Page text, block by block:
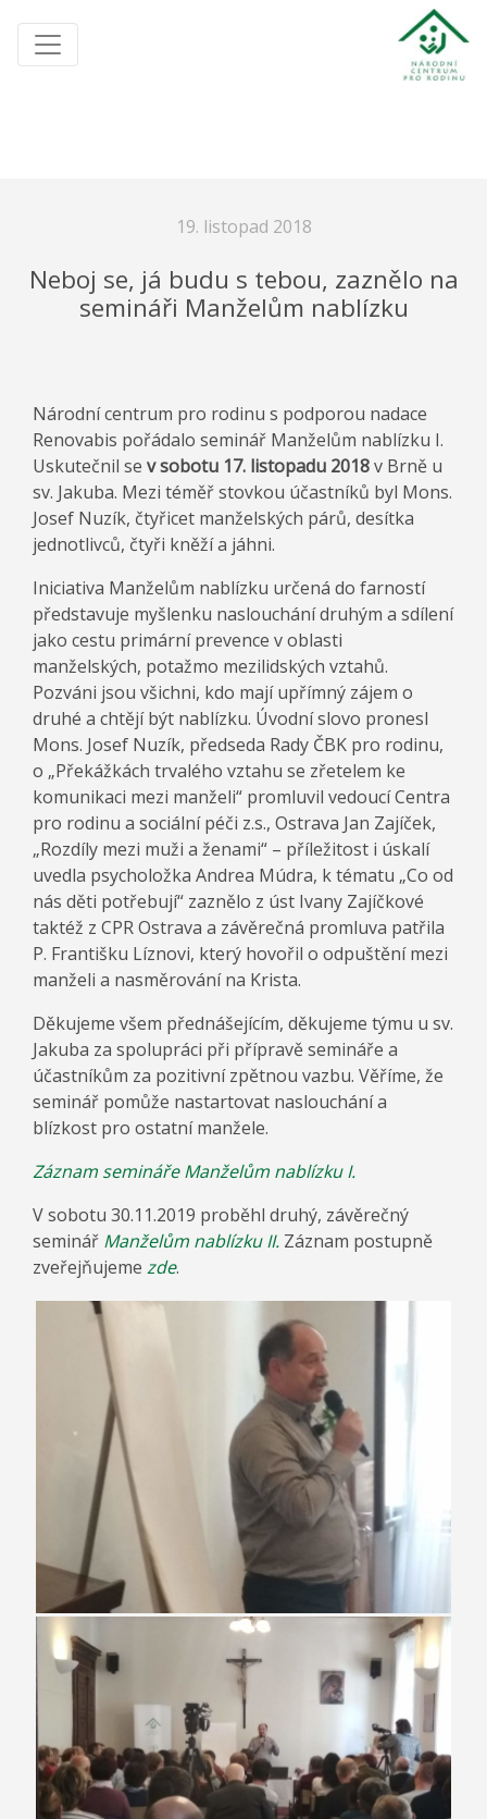
19. listopad 2018
Neboj se, já budu s tebou, zaznělo na
semináři Manželům nablízku
Národní centrum pro rodinu s podporou nadace
Renovabis pořádalo seminář Manželům nablízku I.
Uskutečnil se v sobotu 17. listopadu 2018v Brně u
sv. Jakuba. Mezi téměř stovkou účastníků byl Mons.
Josef Nuzík, čtyřicet manželských párů, desítka
jednotlivců, čtyři kněží a jáhni.
Iniciativa Manželům nablízku určená do farností
představuje myšlenku naslouchání druhým a sdílení
jako cestu primární prevence v oblasti
manželských, potažmo mezilidských vztahů.
Pozváni jsou všichni, kdo mají upřímný zájem o
druhé a chtějí být nablízku. Úvodní slovo pronesl
Mons. Josef Nuzík, předseda Rady ČBK pro rodinu,
o „Překážkách trvalého vztahu se zřetelem ke
komunikaci mezi manželi“ promluvil vedoucí Centra
pro rodinu a sociální péči z.s., Ostrava Jan Zajíček,
„Rozdíly mezi muži a ženami“ – příležitost i úskalí
uvedla psycholožka Andrea Múdra, k tématu „Co od
nás děti potřebují“ zaznělo z úst Ivany Zajíčkové
taktéž z CPR Ostrava a závěrečná promluva patřila
P. Františku Líznovi, který hovořil o odpuštění mezi
manželi a nasměrování na Krista.
Děkujeme všem přednášejícím, děkujeme týmu u sv.
Jakuba za spolupráci při přípravě semináře a
účastníkům za pozitivní zpětnou vazbu. Věříme, že
seminář pomůže nastartovat naslouchání a
blízkost pro ostatní manžele.
Záznam semináře Manželům nablízku I.
V sobotu 30.11.2019 proběhl druhý, závěrečný
seminář Manželům nablízku II. Záznam postupně
zveřejňujeme zde.